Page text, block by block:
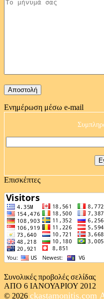
Ενημέρωση μέσω e-mail
Επισκέπτες
Συνολικές προβολές σελίδας
ΑΠΟ 6 ΙΑΝΟΥΑΡΙΟΥ 2012
© 2026 ckastamonitis.com